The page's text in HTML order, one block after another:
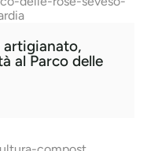
rigenerativa e
Familiari.
diretta e socia
Italia,
artigianato,
al Parco delle